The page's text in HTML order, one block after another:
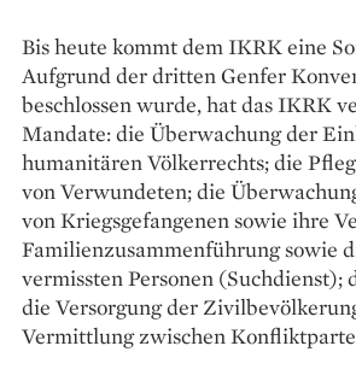
Bis heute kommt dem IKRK eine
Aufgrund der dritten Genfer
beschlossen wurde, hat das IKRK
Mandate: die Überwachung der
humanitären Völkerrechts; die
von Verwundeten; die
von Kriegsgefangenen sowie ihre
Familienzusammenführung sowie
vermissten Personen (Suchdienst);
die Versorgung der
Vermittlung zwischen